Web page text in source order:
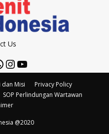
Us
Instagram
YouTube
dan Misi
Privacy Policy
SOP Perlindungan Wartawan
@2020